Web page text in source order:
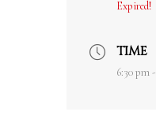
Expired!
TIME
6:30 pm